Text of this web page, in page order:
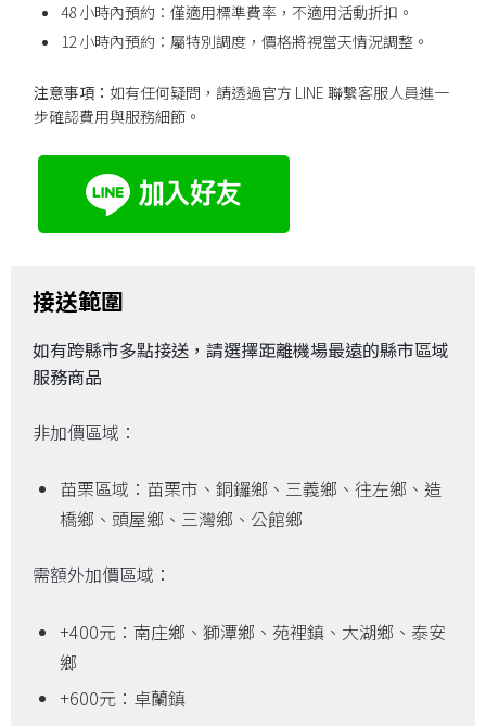
48 小時內預約：僅適用標準費率，不適用活動折扣。
12 小時內預約：屬特別調度，價格將視當天情況調整。
注意事項： 如有任何疑問，請透過官方 LINE 聯繫客服人員進一
步確認費用與服務細節。
接送範圍
如有跨縣市多點接送，請選擇距離機場最遠的縣市區域
服務商品
非加價區域：
苗栗區域：苗栗市、銅鑼鄉、三義鄉、往左鄉、造
橋鄉、頭屋鄉、三灣鄉、公館鄉
需額外加價區域：
+400元：南庄鄉、獅潭鄉、苑裡鎮、大湖鄉、泰安
鄉
+600元：卓蘭鎮